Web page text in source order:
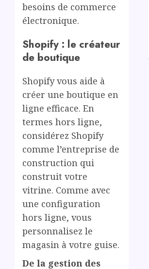
besoins de commerce
électronique.
Shopify : le créateur
de boutique
Shopify vous aide à
créer une boutique en
ligne efficace. En
termes hors ligne,
considérez Shopify
comme l’entreprise de
construction qui
construit votre
vitrine. Comme avec
une configuration
hors ligne, vous
personnalisez le
magasin à votre guise.
De la gestion des